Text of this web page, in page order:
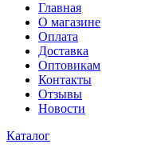
Главная
О магазине
Оплата
Доставка
Оптовикам
Контакты
Отзывы
Новости
Каталог